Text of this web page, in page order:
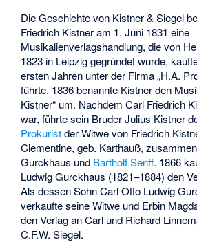
Die Geschichte von Kistner & Siegel
Friedrich Kistner am 1. Juni 1831 eine
Musikalienverlagshandlung, die von
1823 in Leipzig gegründet wurde,
ersten Jahren unter der Firma „H.A.
führte. 1836 benannte Kistner den
Kistner“ um. Nachdem Carl Friedrich
war, führte sein Bruder Julius Kistner
Prokuristder Witwe von Friedrich
Clementine, geb. Karthauß,
Gurckhaus und Bartholf Senff. 1866
Ludwig Gurckhaus (1821–1884) den
Als dessen Sohn Carl Otto Ludwig
verkaufte seine Witwe und Erbin
den Verlag an Carl und Richard
C.F.W. Siegel.